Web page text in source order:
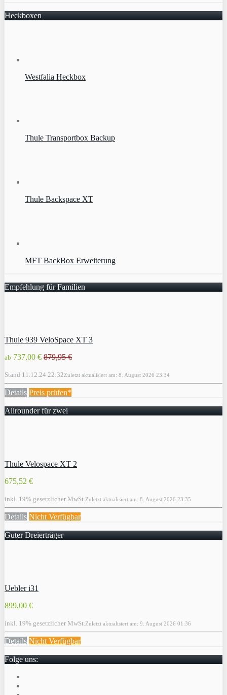
Heckboxen
Westfalia Heckbox
Thule Transportbox Backup
Thule Backspace XT
MFT BackBox Erweiterung
Empfehlung für Familien
Thule 939 VeloSpace XT 3
ab 737,00 € 879,95 €
Stand 11.12.24 22:32Zuletzt aktualisiert am: 8. August 2026 23:34
Details Preis prüfen*
Allrounder für zwei
Thule Velospace XT 2
675,52 €
inkl. 19% gesetzlicher MwSt. Zuletzt aktualisiert am: 8. August 2026 23:35
Details Nicht Verfügbar
Guter Dreierträger
Uebler i31
899,00 €
inkl. 19% gesetzlicher MwSt. Zuletzt aktualisiert am: 9. August 2026 01:36
Details Nicht Verfügbar
Folge uns: